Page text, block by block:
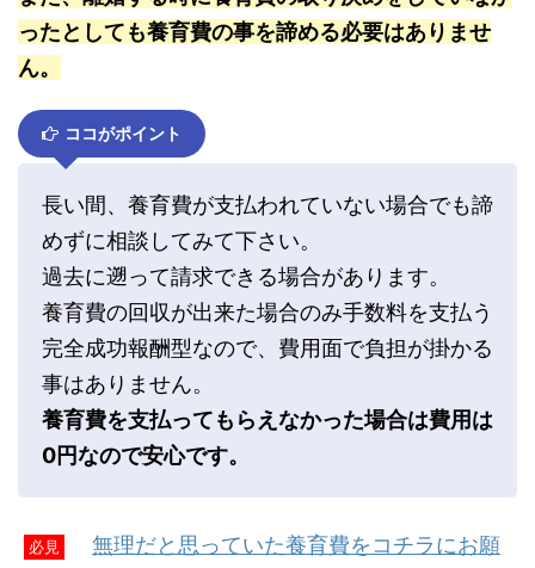
ったとしても養育費の事を諦める必要はありませ
ん。
ココがポイント
長い間、養育費が支払われていない場合でも諦
めずに相談してみて下さい。
過去に遡って請求できる場合があります。
養育費の回収が出来た場合のみ手数料を支払う
完全成功報酬型なので、費用面で負担が掛かる
事はありません。
養育費を支払ってもらえなかった場合は費用は
0円なので安心です。
必見
無理だと思っていた養育費をコチラにお願